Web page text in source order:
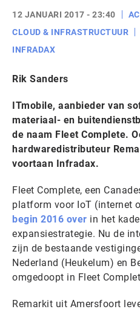
12 JANUARI 2017 - 23:40
CLOUD & INFRASTRUCTUUR
INFRADAX
Rik Sanders
ITmobile, aanbieder van
materiaal- en
de naam Fleet Complete.
hardwaredistributeur
voortaan Infradax.
Fleet Complete, een
platform voor IoT (internet
begin 2016 over in het
expansiestrategie. Nu de
zijn de bestaande
Nederland (Heukelum) en
omgedoopt in Fleet
Remarkit uit Amersfoort